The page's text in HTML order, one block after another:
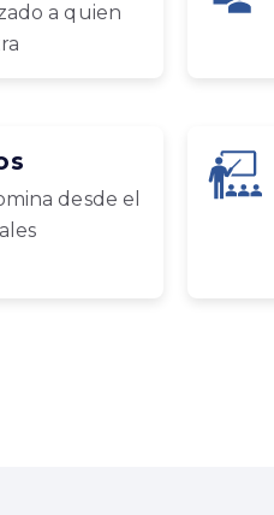
a quien
desde el